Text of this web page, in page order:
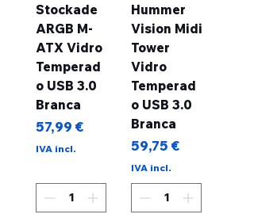
Stockade
ARGB M-
ATX Vidro
Temperad
o USB 3.0
Branca
Preço
57,99 €
IVA incl.
Hummer
Vision Midi
Tower
Vidro
Temperad
o USB 3.0
Branca
Preço
59,75 €
IVA incl.